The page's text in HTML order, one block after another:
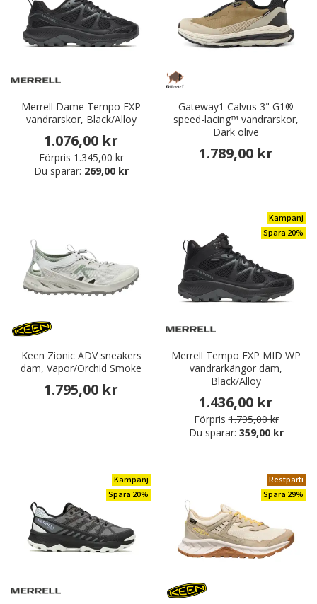
Merrell Dame Tempo EXP
vandrarskor, Black/Alloy
1.076,00 kr
Förpris 1.345,00 kr
Du sparar: 269,00 kr
Gateway1 Calvus 3" G1®
speed-lacing™ vandrarskor,
Dark olive
1.789,00 kr
Keen Zionic ADV sneakers
dam, Vapor/Orchid Smoke
1.795,00 kr
Kampanj
Spara 20%
Merrell Tempo EXP MID WP
vandrarkängor dam,
Black/Alloy
1.436,00 kr
Förpris 1.795,00 kr
Du sparar: 359,00 kr
Kampanj
Spara 20%
Restparti
Spara 29%